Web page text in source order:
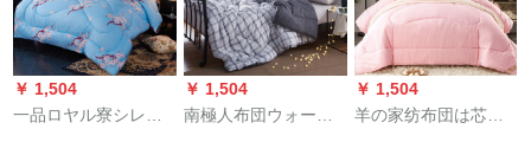
￥ 1,504
一品ロヤル寮シレン
￥ 1,504
南極人布団ウォーク
￥ 1,504
羊の家纺布団は芯の